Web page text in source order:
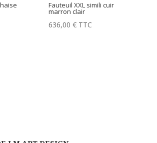
Fauteuil XXL simili cuir
marron clair
636,00€ TTC